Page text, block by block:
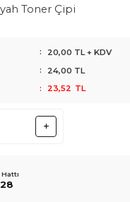
Toner Çipi
: 20,00 TL + KDV
: 24,00 TL
: 23,52 TL